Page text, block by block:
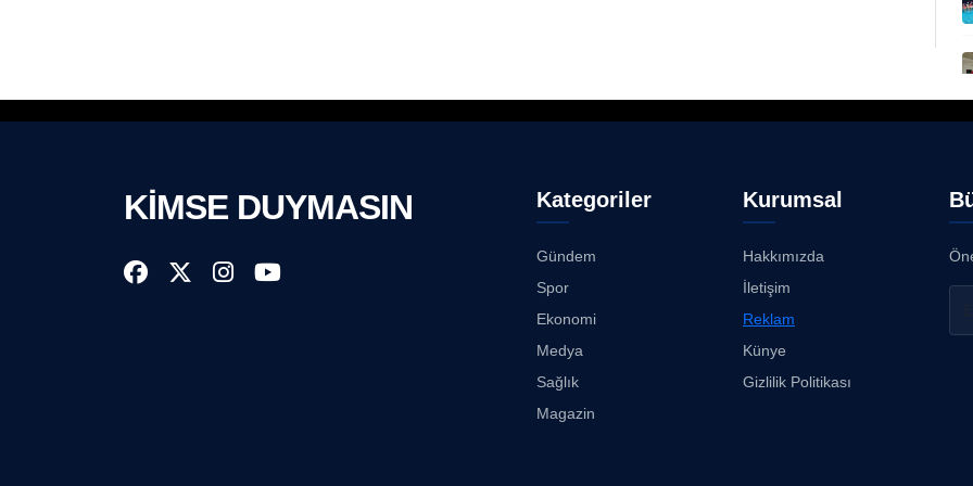
KİMSE DUYMASIN Kategoriler
Gündem
Spor
Ekonomi
Medya
Sağlık
Magazin
Kurumsal
Hakkımızda
İletişim
Reklam
Künye
Gizlilik Politikası